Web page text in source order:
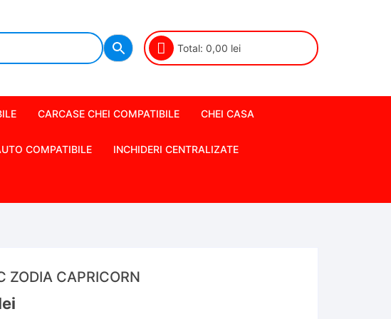
Total: 0,00 lei
CARCASE CHEI COMPATIBILE CHEI CASA
COMPATIBILE INCHIDERI CENTRALIZATE
ZODIA CAPRICORN